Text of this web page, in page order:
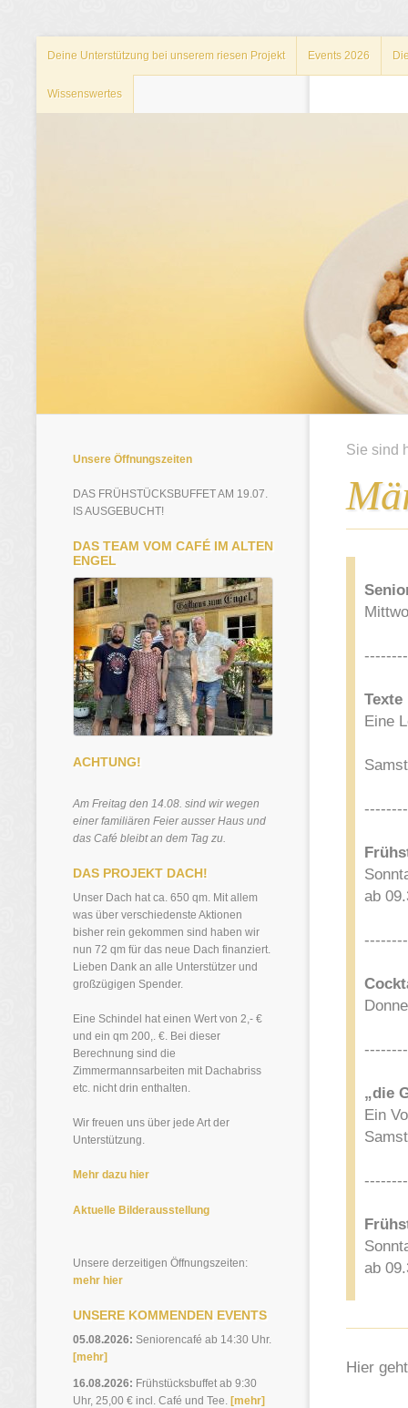
Deine Unterstützung bei unserem riesen Projekt Events 2026
Wissenswertes
Unsere Öffnungszeiten
DAS FRÜHSTÜCKSBUFFET AM 19.07.
IS AUSGEBUCHT!
DAS TEAM VOM CAFÉ IM ALTEN
ENGEL
ACHTUNG!
Am Freitag den 14.08. sind wir wegen
einer familiären Feier ausser Haus und
das Café bleibt an dem Tag zu.
DAS PROJEKT DACH!
Unser Dach hat ca. 650 qm. Mit allem
was über verschiedenste Aktionen
bisher rein gekommen sind haben wir
nun 72 qm für das neue Dach finanziert.
Lieben Dank an alle Unterstützer und
großzügigen Spender.
Eine Schindel hat einen Wert von 2,- €
und ein qm 200,. €. Bei dieser
Berechnung sind die
Zimmermannsarbeiten mit Dachabriss
etc. nicht drin enthalten.
Wir freuen uns über jede Art der
Unterstützung.
Mehr dazu hier
Aktuelle Bilderausstellung
Unsere derzeitigen Öffnungszeiten:
mehr hier
UNSERE KOMMENDEN EVENTS
05.08.2026: Seniorencafé ab 14:30 Uhr.
[mehr]
16.08.2026: Frühstücksbuffet ab 9:30
Uhr, 25,00 € incl. Café und Tee. [mehr]
Sie sind
Eine
ab
„die
Ein
ab
Hier